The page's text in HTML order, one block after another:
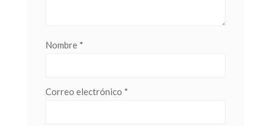
Nombre *
Correo electrónico *